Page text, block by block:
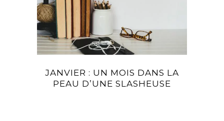
JANVIER : UN MOIS DANS LA
PEAU D’UNE SLASHEUSE